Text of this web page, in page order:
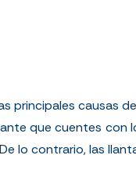
principales causas
que cuentes con
lo contrario, las